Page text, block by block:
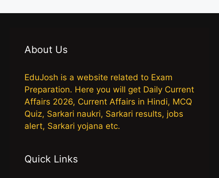
About Us
EduJosh is a website related to Exam
Preparation. Here you will get Daily Current
Affairs 2026, Current Affairs in Hindi, MCQ
Quiz, Sarkari naukri, Sarkari results, jobs
alert, Sarkari yojana etc.
Quick Links